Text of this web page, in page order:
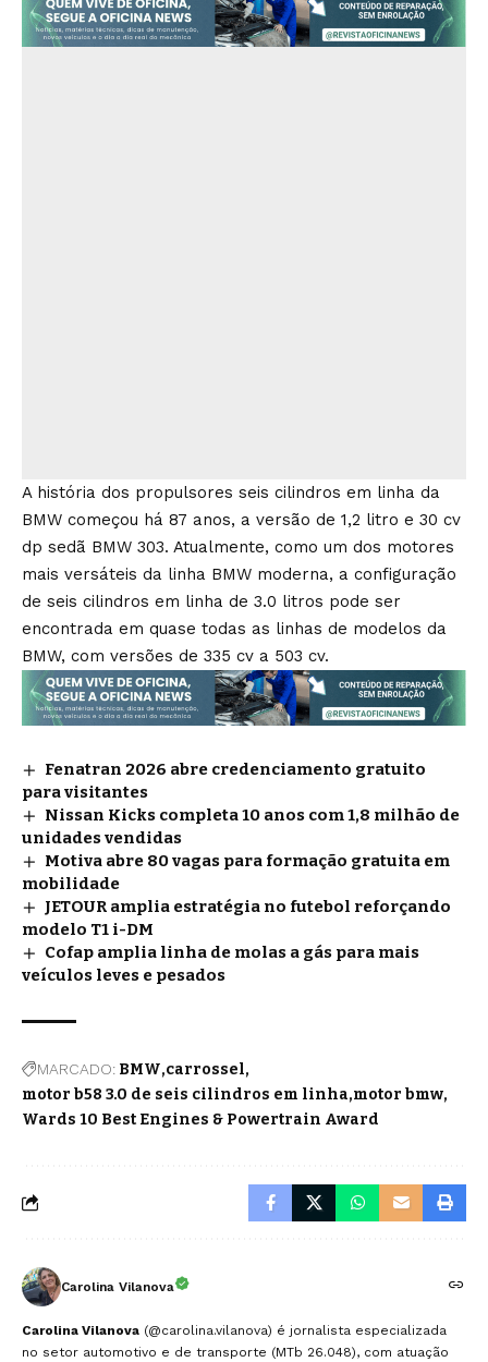
A história dos propulsores seis cilindros em linha da
BMW começou há 87 anos, a versão de 1,2 litro e 30 cv
dp sedã BMW 303. Atualmente, como um dos motores
mais versáteis da linha BMW moderna, a configuração
de seis cilindros em linha de 3.0 litros pode ser
encontrada em quase todas as linhas de modelos da
BMW, com versões de 335 cv a 503 cv.
Fenatran 2026 abre credenciamento gratuito
para visitantes
Nissan Kicks completa 10 anos com 1,8 milhão de
unidades vendidas
Motiva abre 80 vagas para formação gratuita em
mobilidade
JETOUR amplia estratégia no futebol reforçando
modelo T1 i-DM
Cofap amplia linha de molas a gás para mais
veículos leves e pesados
MARCADO: BMW carrossel
motor b58 3.0 de seis cilindros em linha motor bmw
Wards 10 Best Engines & Powertrain Award
Carolina Vilanova
Carolina Vilanova (@carolina.vilanova) é jornalista especializada
no setor automotivo e de transporte (MTb 26.048), com atuação